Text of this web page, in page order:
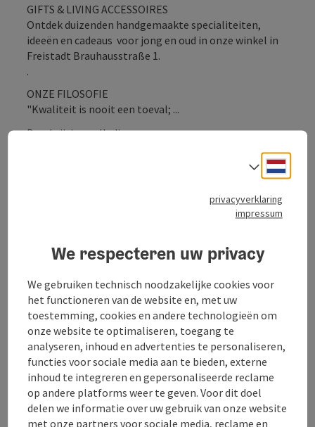
GIFTS & LIVING ACCESSOIRES
Ontdek duizenden handgemaakte specialiteiten,
ideeën en cadeaus voor jong en oud in onze winkel in
Freistadt Brauhausstraße 1.
.
ONZE FILOSOFIE
"Kwaliteit is nooit een toeval; ...
Beschrijving volledig aangeven
Openingstijden
Ligging
Prijs
Geschiktheid
privacyverklaring
impressum
We respecteren uw privacy
We gebruiken technisch noodzakelijke cookies voor
het functioneren van de website en, met uw
toestemming, cookies en andere technologieën om
onze website te optimaliseren, toegang te
analyseren, inhoud en advertenties te personaliseren,
functies voor sociale media aan te bieden, externe
inhoud te integreren en gepersonaliseerde reclame
op andere platforms weer te geven. Voor dit doel
delen we informatie over uw gebruik van onze website
met onze partners voor sociale media, reclame en